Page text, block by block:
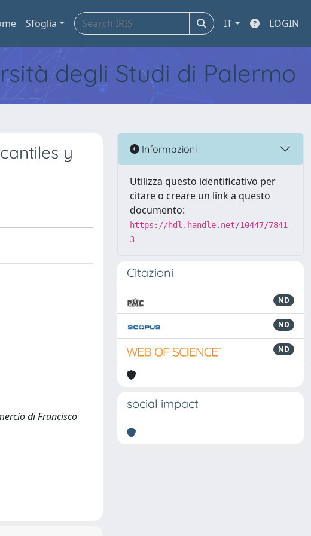
Sfoglia IT LOGIN
degli Studi di Palermo
y
di Francisco
Informazioni
Utilizza questo identificativo per
citare o creare un link a questo
documento:
https://hdl.handle.net/10447/7841
3
Citazioni
ND
ND
ND
social impact